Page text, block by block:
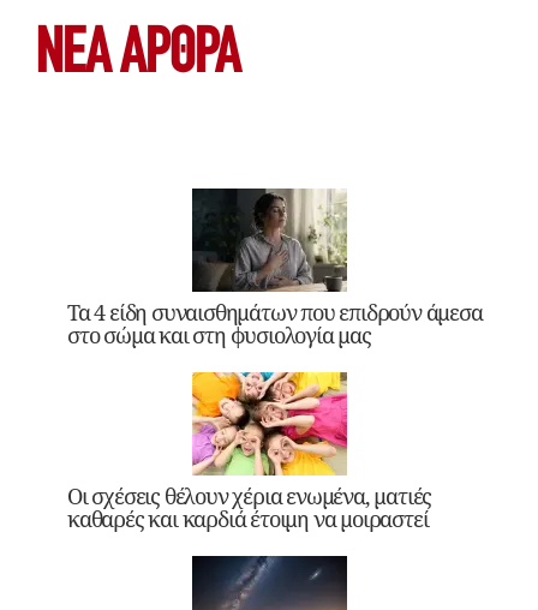
ΝΕΑ ΆΡΘΡΑ
Τα 4 είδη συναισθημάτων που επιδρούν άμεσα
στο σώμα και στη φυσιολογία μας
Οι σχέσεις θέλουν χέρια ενωμένα, ματιές
καθαρές και καρδιά έτοιμη να μοιραστεί